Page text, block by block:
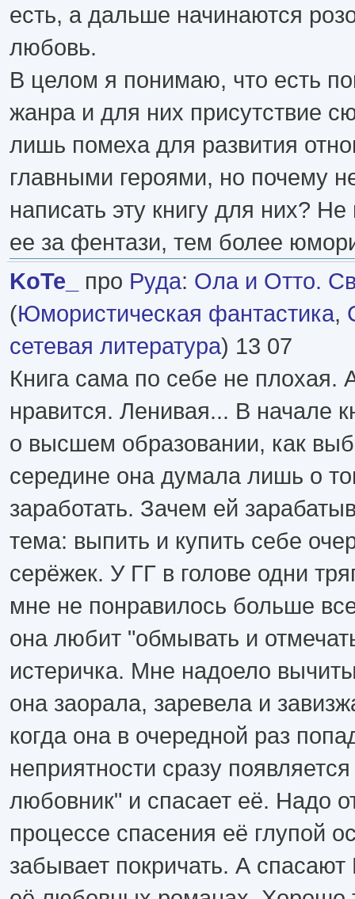
есть, а дальше начинаются
любовь.
В целом я понимаю, что есть
жанра и для них присутствие
лишь помеха для развития
главными героями, но почему
написать эту книгу для них?
ее за фентази, тем более
KoTe_
про Руда: Ола и Отто.
(Юмористическая фантастика,
сетевая литература) 13 07
Книга сама по себе не плохая.
нравится. Ленивая... В начале
о высшем образовании, как
середине она думала лишь о
заработать. Зачем ей
тема: выпить и купить себе
серёжек. У ГГ в голове одни
мне не понравилось больше
она любит "обмывать и
истеричка. Мне надоело
она заорала, заревела и
когда она в очередной раз
неприятности сразу
любовник" и спасает её. Надо
процессе спасения её глупой
забывает покричать. А спасают